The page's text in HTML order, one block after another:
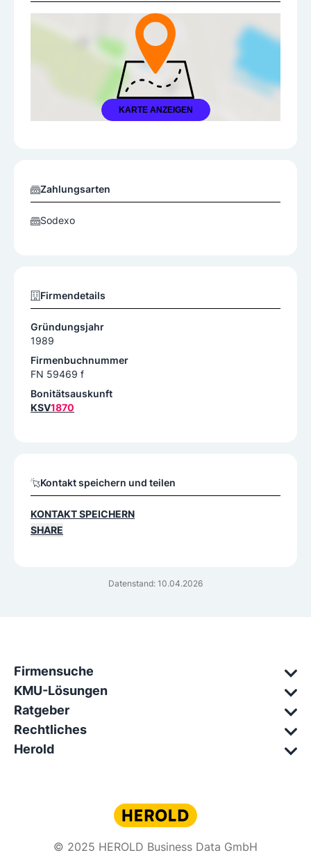
KARTE ANZEIGEN
Datenstand: 10.04.2026
Zahlungsarten
Sodexo
Firmendetails
Gründungsjahr
1989
Firmenbuchnummer
FN 59469 f
Bonitätsauskunft
KSV1870
Kontakt speichern und teilen
KONTAKT SPEICHERN
SHARE
Firmensuche
KMU-Lösungen
Ratgeber
Rechtliches
Herold
© 2025 HEROLD Business Data GmbH